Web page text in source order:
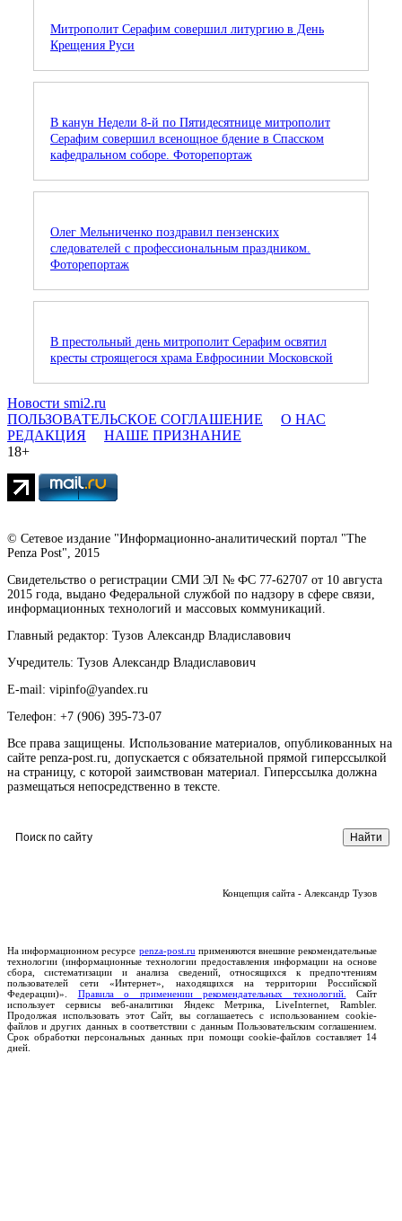
Митрополит Серафим совершил литургию в День
Крещения Руси
В канун Недели 8-й по Пятидесятнице митрополит
Серафим совершил всенощное бдение в Спасском
кафедральном соборе. Фоторепортаж
Олег Мельниченко поздравил пензенских
следователей с профессиональным праздником.
Фоторепортаж
В престольный день митрополит Серафим освятил
кресты строящегося храма Евфросинии Московской
Новости smi2.ru
ПОЛЬЗОВАТЕЛЬСКОЕ СОГЛАШЕНИЕ
О НАС
РЕДАКЦИЯ
НАШЕ ПРИЗНАНИЕ
18+
© Сетевое издание "Информационно-аналитический портал "The
Penza Post", 2015
Свидетельство о регистрации СМИ ЭЛ № ФС 77-62707 от 10 августа
2015 года, выдано Федеральной службой по надзору в сфере связи,
информационных технологий и массовых коммуникаций.
Главный редактор: Тузов Александр Владиславович
Учредитель: Тузов Александр Владиславович
E-mail: vipinfo@yandex.ru
Телефон: +7 (906) 395-73-07
Все права защищены. Использование материалов, опубликованных на
сайте penza-post.ru, допускается с обязательной прямой гиперссылкой
на страницу, с которой заимствован материал. Гиперссылка должна
размещаться непосредственно в тексте.
Концепция сайта - Александр Тузов
На информационном ресурсе penza-post.ru применяются внешние рекомендательные
технологии (информационные технологии предоставления информации на основе
сбора, систематизации и анализа сведений, относящихся к предпочтениям
пользователей сети «Интернет», находящихся на территории Российской
Федерации)». Правила о применении рекомендательных технологий.
Сайт
использует сервисы веб-аналитики Яндекс Метрика, LiveInternet, Rambler.
Продолжая использовать этот Сайт, вы соглашаетесь с использованием cookie-
файлов и других данных в соответствии с данным Пользовательским соглашением.
Срок обработки персональных данных при помощи cookie-файлов составляет 14
дней.